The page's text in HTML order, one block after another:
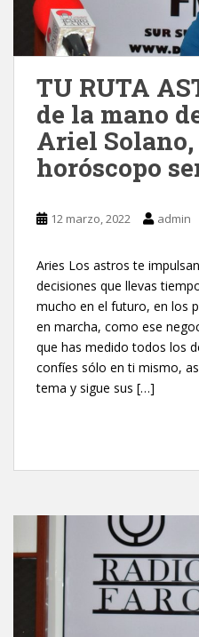
TU RUTA
de la mano
Ariel
horóscopo
12 marzo, 2022 admin
Aries Los astros te
decisiones que llevas
mucho en el futuro, en los
en marcha, como ese
que has medido todos los
confíes sólo en ti mismo,
tema y sigue sus […]